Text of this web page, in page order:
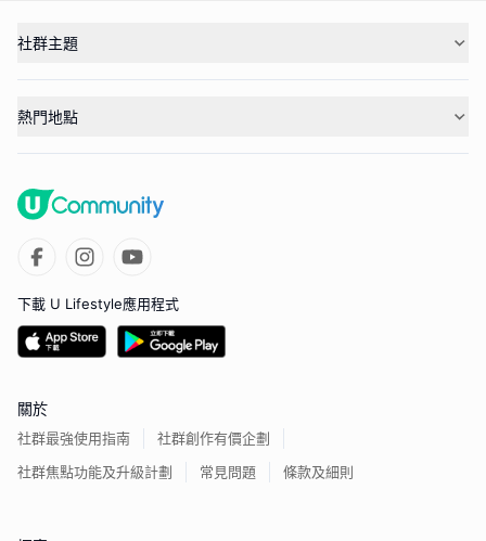
社群主題
熱門地點
下載 U Lifestyle應用程式
關於
社群最強使用指南
社群創作有價企劃
社群焦點功能及升級計劃
常見問題 條款及細則